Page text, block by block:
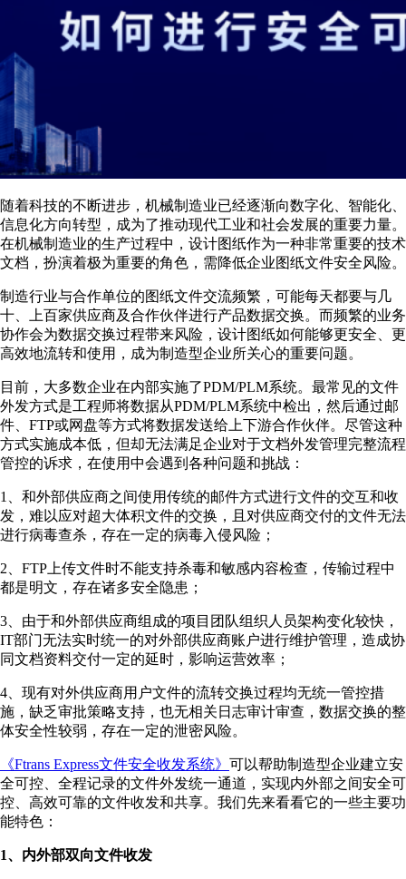
随着科技的不断进步，机械制造业已经逐渐向数字化、智能化、
信息化方向转型，成为了推动现代工业和社会发展的重要力量。
在机械制造业的生产过程中，设计图纸作为一种非常重要的技术
文档，扮演着极为重要的角色，需降低企业图纸文件安全风险。
制造行业与合作单位的图纸文件交流频繁，可能每天都要与几
十、上百家供应商及合作伙伴进行产品数据交换。而频繁的业务
协作会为数据交换过程带来风险，设计图纸如何能够更安全、更
高效地流转和使用，成为制造型企业所关心的重要问题。
目前，大多数企业在内部实施了PDM/PLM系统。最常见的文件
外发方式是工程师将数据从PDM/PLM系统中检出，然后通过邮
件、FTP或网盘等方式将数据发送给上下游合作伙伴。尽管这种
方式实施成本低，但却无法满足企业对于文档外发管理完整流程
管控的诉求，在使用中会遇到各种问题和挑战：
1、和外部供应商之间使用传统的邮件方式进行文件的交互和收
发，难以应对超大体积文件的交换，且对供应商交付的文件无法
进行病毒查杀，存在一定的病毒入侵风险；
2、FTP上传文件时不能支持杀毒和敏感内容检查，传输过程中
都是明文，存在诸多安全隐患；
3、由于和外部供应商组成的项目团队组织人员架构变化较快，
IT部门无法实时统一的对外部供应商账户进行维护管理，造成协
同文档资料交付一定的延时，影响运营效率；
4、现有对外供应商用户文件的流转交换过程均无统一管控措
施，缺乏审批策略支持，也无相关日志审计审查，数据交换的整
体安全性较弱，存在一定的泄密风险。
《Ftrans Express文件安全收发系统》 可以帮助制造型企业建立安
全可控、全程记录的文件外发统一通道，实现内外部之间安全可
控、高效可靠的文件收发和共享。我们先来看看它的一些主要功
能特色：
1、内外部双向文件收发